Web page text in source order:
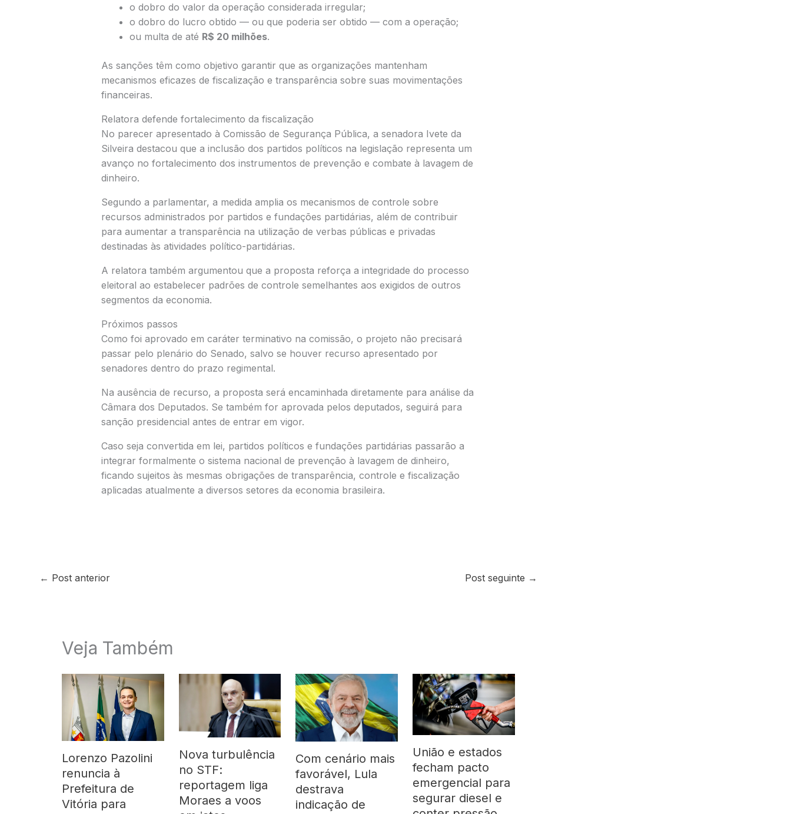
o dobro do valor da operação considerada irregular;
o dobro do lucro obtido — ou que poderia ser obtido — com a operação;
ou multa de até R$ 20 milhões.
As sanções têm como objetivo garantir que as organizações mantenham
mecanismos eficazes de fiscalização e transparência sobre suas movimentações
financeiras.
Relatora defende fortalecimento da fiscalização
No parecer apresentado à Comissão de Segurança Pública, a senadora Ivete da
Silveira destacou que a inclusão dos partidos políticos na legislação representa um
avanço no fortalecimento dos instrumentos de prevenção e combate à lavagem de
dinheiro.
Segundo a parlamentar, a medida amplia os mecanismos de controle sobre
recursos administrados por partidos e fundações partidárias, além de contribuir
para aumentar a transparência na utilização de verbas públicas e privadas
destinadas às atividades político-partidárias.
A relatora também argumentou que a proposta reforça a integridade do processo
eleitoral ao estabelecer padrões de controle semelhantes aos exigidos de outros
segmentos da economia.
Próximos passos
Como foi aprovado em caráter terminativo na comissão, o projeto não precisará
passar pelo plenário do Senado, salvo se houver recurso apresentado por
senadores dentro do prazo regimental.
Na ausência de recurso, a proposta será encaminhada diretamente para análise da
Câmara dos Deputados. Se também for aprovada pelos deputados, seguirá para
sanção presidencial antes de entrar em vigor.
Caso seja convertida em lei, partidos políticos e fundações partidárias passarão a
integrar formalmente o sistema nacional de prevenção à lavagem de dinheiro,
ficando sujeitos às mesmas obrigações de transparência, controle e fiscalização
aplicadas atualmente a diversos setores da economia brasileira.
← Post anterior Post seguinte →
Veja Também
Lorenzo Pazolini
renuncia à
Prefeitura de
Vitória para
Nova turbulência
no STF:
reportagem liga
Moraes a voos
Com cenário mais
favorável, Lula
destrava
indicação de
União e estados
fecham pacto
emergencial para
segurar diesel e